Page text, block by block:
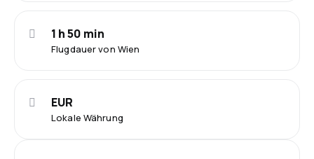
Flugdauer von Wien
1 h 50 min
Lokale Währung
EUR